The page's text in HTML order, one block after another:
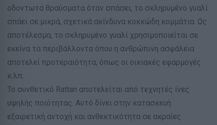
οδοντωτά θραύσματα όταν σπάσει, το σκληρυμένο γυαλί
σπάει σε μικρά, σχετικά ακίνδυνα κοκκώδη κομμάτια. Ως
αποτέλεσμα, το σκληρυμένο γυαλί χρησιμοποιείται σε
εκείνα τα περιβάλλοντα όπου η ανθρώπινη ασφάλεια
αποτελεί προτεραιότητα, όπως οι οικιακές εφαρμογές
κ.λπ.
Το συνθετικό Rattan αποτελείται από τεχνητές ίνες
υψηλής ποιότητας. Αυτό δίνει στην κατασκευή
εξαιρετική αντοχή και ανθεκτικότητα σε ακραίες